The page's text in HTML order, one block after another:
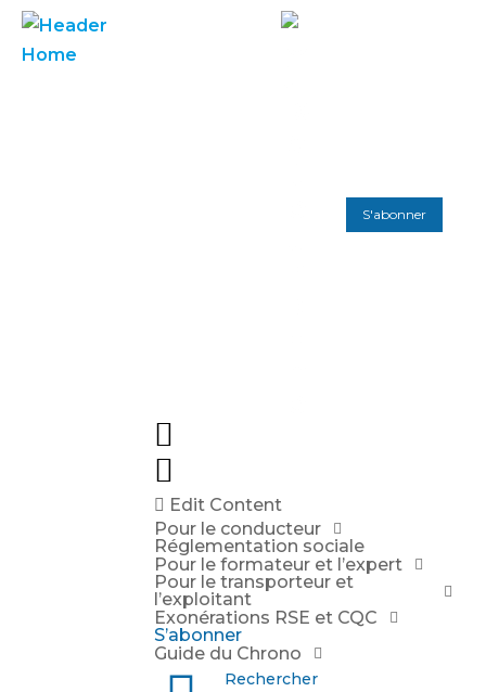
S'abonner
Edit Content
Pour le conducteur
Réglementation sociale
Pour le formateur et l’expert
Pour le transporteur et
l’exploitant
Exonérations RSE et CQC
S’abonner
Guide du Chrono
Rechercher